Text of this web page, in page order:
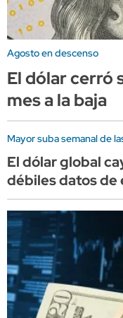
Agosto en descenso
El dólar cerró
mes a la baja
Mayor suba semanal de
El dólar global
débiles datos de